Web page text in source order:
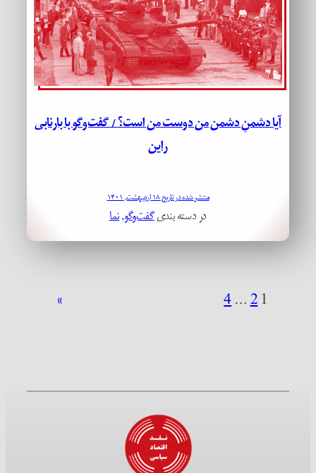
آیا دشمنِ دشمن من دوست من است؟ / گفت‌وگو با بارنابی
راین
منتشر شده در تاریخ ۱۸ اردیبهشت, ۱۴۰۱
در دسته بندیگفت‌وگو, نما
1
2
…
4
»